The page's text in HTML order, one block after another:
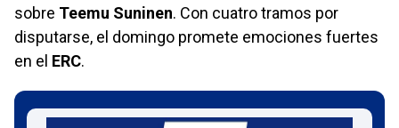
sobre Teemu Suninen. Con cuatro tramos por
disputarse, el domingo promete emociones fuertes
en el ERC.